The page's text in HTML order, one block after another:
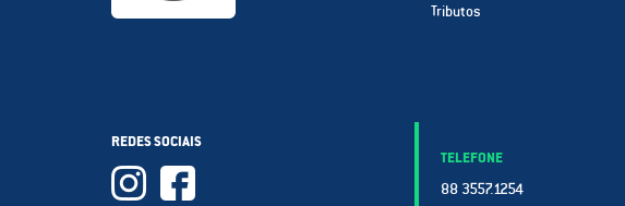
Tributos
REDES SOCIAIS
TELEFONE
88 3557.1254